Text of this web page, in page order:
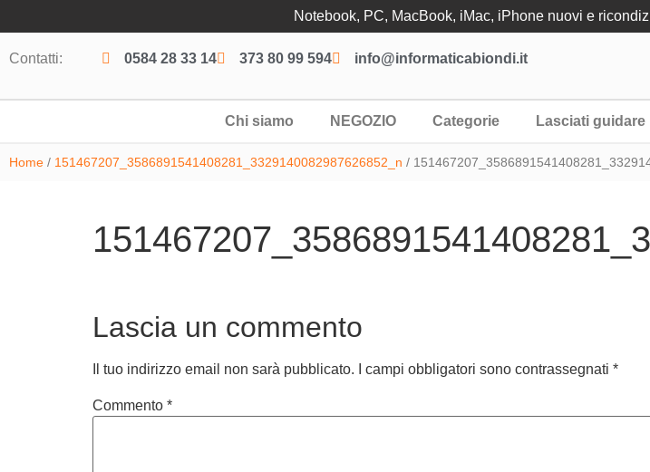
Notebook, PC, MacBook, iMac, iPhone nuovi e
Contatti: 0584 28 33 14 373 80 99 594 info@informaticabiondi.it
Chi siamo NEGOZIO Categorie Lasciati guidare
Home / 151467207_3586891541408281_3329140082987626852_n /
Lascia un commento
Il tuo indirizzo email non sarà pubblicato. I campi obbligatori sono contrassegnati *
Commento *